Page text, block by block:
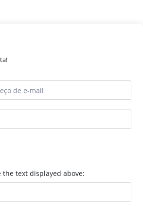
the text displayed above: